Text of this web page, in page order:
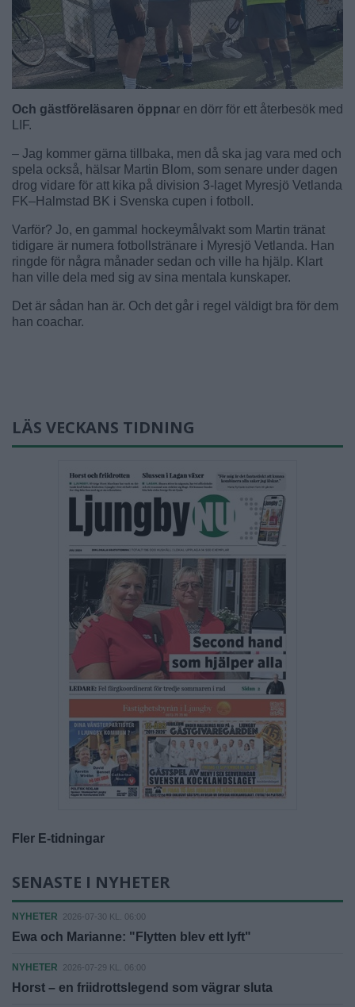
Och gästföreläsaren öppnar en dörr för ett återbesök med
LIF.
– Jag kommer gärna tillbaka, men då ska jag vara med och
spela också, hälsar Martin Blom, som senare under dagen
drog vidare för att kika på division 3-laget Myresjö Vetlanda
FK–Halmstad BK i Svenska cupen i fotboll.
Varför? Jo, en gammal hockeymålvakt som Martin tränat
tidigare är numera fotbollstränare i Myresjö Vetlanda. Han
ringde för några månader sedan och ville ha hjälp. Klart
han ville dela med sig av sina mentala kunskaper.
Det är sådan han är. Och det går i regel väldigt bra för dem
han coachar.
LÄS VECKANS TIDNING
Fler E-tidningar
SENASTE I NYHETER
NYHETER 2026-07-30 KL. 06:00
Ewa och Marianne: "Flytten blev ett lyft"
NYHETER 2026-07-29 KL. 06:00
Horst – en friidrottslegend som vägrar sluta